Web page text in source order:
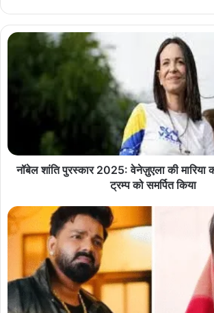
नॉबेल शांति पुरस्कार 2025: वेनेज़ुएला की मारिया
ट्रम्प को समर्पित किया